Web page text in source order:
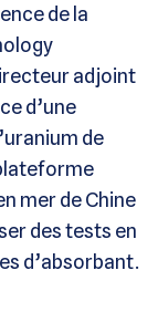
de la
adjoint
d’une
de
mer de Chine
des tests en
d’absorbant.